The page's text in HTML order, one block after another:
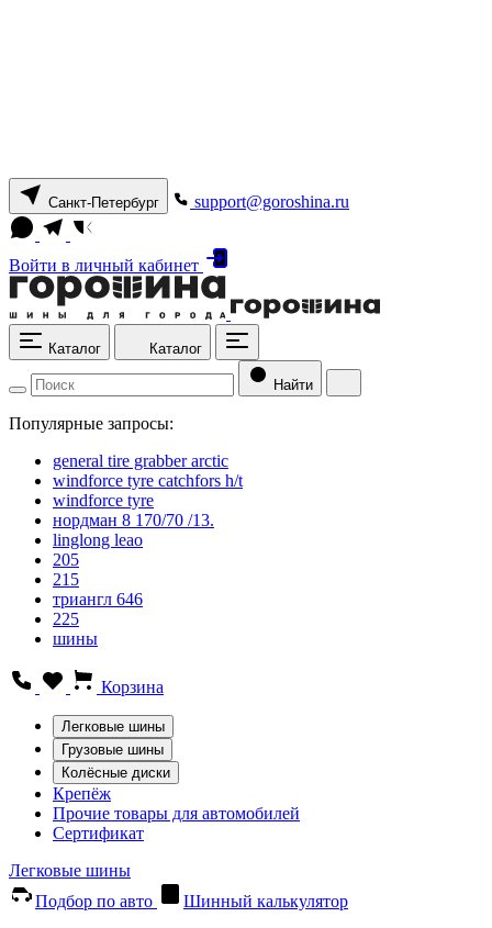
Санкт-Петербург support@goroshina.ru
Войти в личный кабинет
Каталог Каталог
Найти
Популярные запросы:
general tire grabber arctic
windforce tyre catchfors h/t
windforce tyre
нордман 8 170/70 /13.
linglong leao
205
215
триангл 646
225
шины
Корзина
Легковые шины
Грузовые шины
Колёсные диски
Крепёж
Прочие товары для автомобилей
Сертификат
Легковые шины
Подбор по авто
Шинный калькулятор